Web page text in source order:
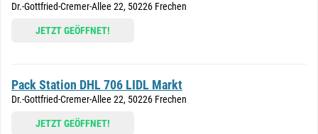
Dr.-Gottfried-Cremer-Allee 22, 50226 Frechen
JETZT GEÖFFNET!
Pack Station DHL 706 LIDL Markt
Dr.-Gottfried-Cremer-Allee 22, 50226 Frechen
JETZT GEÖFFNET!